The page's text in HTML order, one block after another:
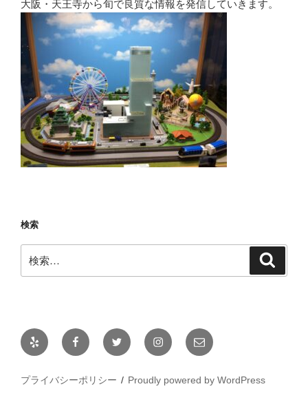
大阪・天王寺から旬で良質な情報を発信していきます。
検索
索:
Yelp FacebookTwitter Instagramメ
ー
プライバシーポリシー Proudly powered by WordPress